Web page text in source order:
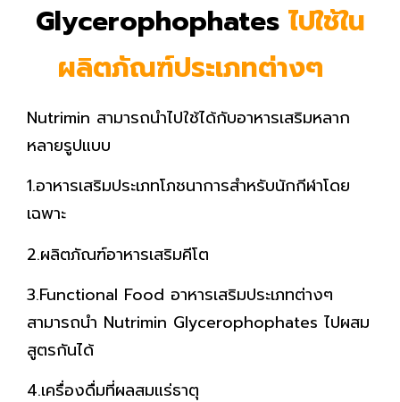
Glycerophophatesไปใช้ใน
ผลิตภัณฑ์ประเภทต่างๆ
Nutrimin สามารถนำไปใช้ได้กับอาหารเสริมหลาก
หลายรูปแบบ
1.อาหารเสริมประเภทโภชนาการสำหรับนักกีฬาโดย
เฉพาะ
2.ผลิตภัณฑ์อาหารเสริมคีโต
3.Functional Food อาหารเสริมประเภทต่างๆ
สามารถนำ Nutrimin Glycerophophates ไปผสม
สูตรกันได้
4.เครื่องดื่มที่ผลสมแร่ธาตุ